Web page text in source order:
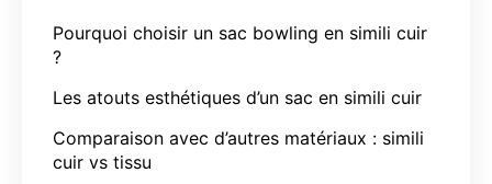
Pourquoi choisir un sac bowling en simili cuir
?
Les atouts esthétiques d’un sac en simili cuir
Comparaison avec d’autres matériaux : simili
cuir vs tissu